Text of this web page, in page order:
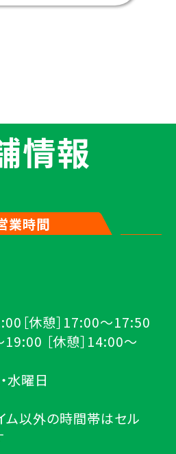
情報
業時間
［休憩］17:00～17:50
19:00 ［休憩］14:00～
水曜日
ム以外の時間帯はセル